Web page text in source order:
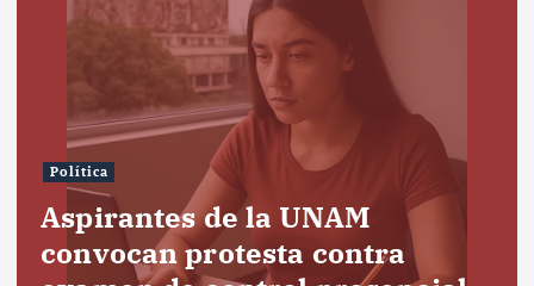
Política
Aspirantes de la UNAM
convocan protesta contra